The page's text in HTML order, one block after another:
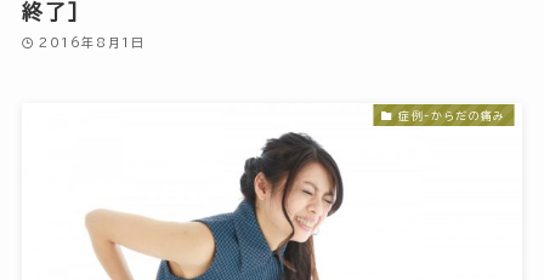
終了]
2016年8月1日
症例-からだの痛み